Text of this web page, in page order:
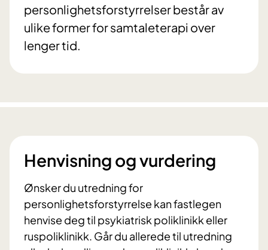
personlighetsforstyrrelser består av
ulike former for samtaleterapi over
lenger tid.
Henvisning og vurdering
Ønsker du utredning for
personlighetsforstyrrelse kan fastlegen
henvise deg til psykiatrisk poliklinikk eller
ruspoliklinikk. Går du allerede til utredning